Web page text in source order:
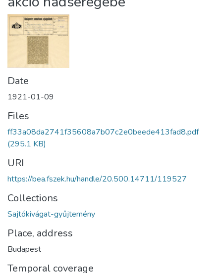
Date
1921-01-09
Files
ff33a08da2741f35608a7b07c2e0beede413fad8.pdf
(295.1 KB)
URI
https://bea.fszek.hu/handle/20.500.14711/119527
Collections
Sajtókivágat-gyűjtemény
Place, address
Budapest
Temporal coverage